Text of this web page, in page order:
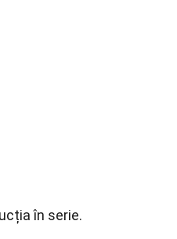
în serie.